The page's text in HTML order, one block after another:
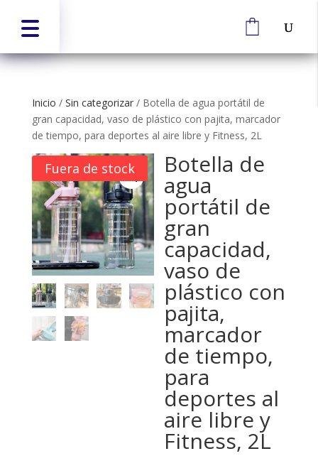
Inicio / Sin categorizar/ Botella de agua portátil de
gran capacidad, vaso de plástico con pajita, marcador
de tiempo, para deportes al aire libre y Fitness, 2L
Fuera de stock Botella de
agua
portátil de
gran
capacidad,
vaso de
plástico con
pajita,
marcador
de tiempo,
para
deportes al
aire libre y
Fitness, 2L